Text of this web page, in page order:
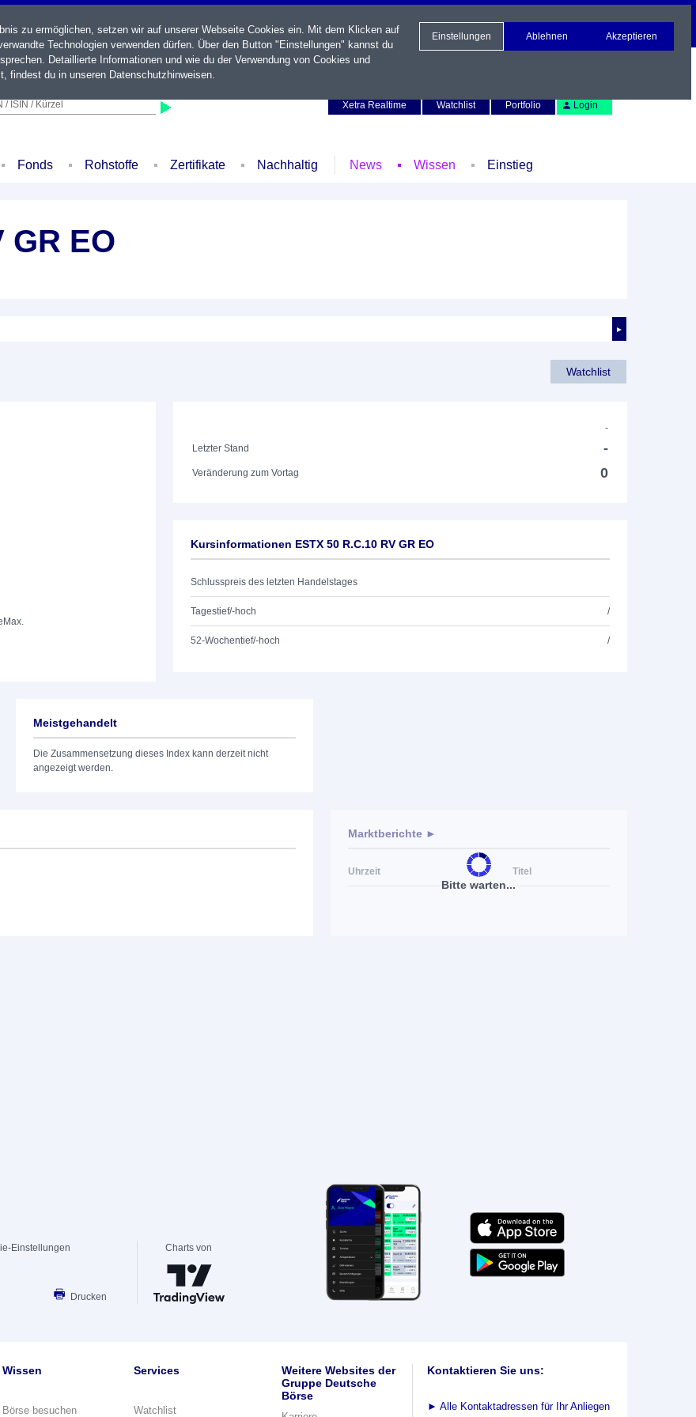
/ ISIN / Kürzel
Xetra Realtime
Watchlist Portfolio Login
Fonds Rohstoffe Zertifikate Nachhaltig News Wissen Einstieg
GR EO
►
Watchlist
Max.
-
Letzter Stand
-
Veränderung zum Vortag 0
Kursinformationen ESTX 50 R.C.10 RV GR EO
Schlusspreis des letzten Handelstages
Tagestief/-hoch /
52-Wochentief/-hoch /
Meistgehandelt
Die Zusammensetzung dieses Index kann derzeit nicht
angezeigt werden.
Bitte warten...
Marktberichte ►
Uhrzeit Titel
zu ermöglichen, setzen wir auf unserer Webseite Cookies ein. Mit dem Klicken auf
Technologien verwenden dürfen. Über den Button "Einstellungen" kannst du
Detaillierte Informationen und wie du der Verwendung von Cookies und
findest du in unseren Datenschutzhinweisen.
Einstellungen Ablehnen Akzeptieren
Einstellungen
Drucken
Charts von
Wissen
Börse besuchen
Services
Watchlist
Weitere Websites der
Gruppe Deutsche
Börse
Kontaktieren Sie uns:
► Alle Kontaktadressen für Ihr Anliegen